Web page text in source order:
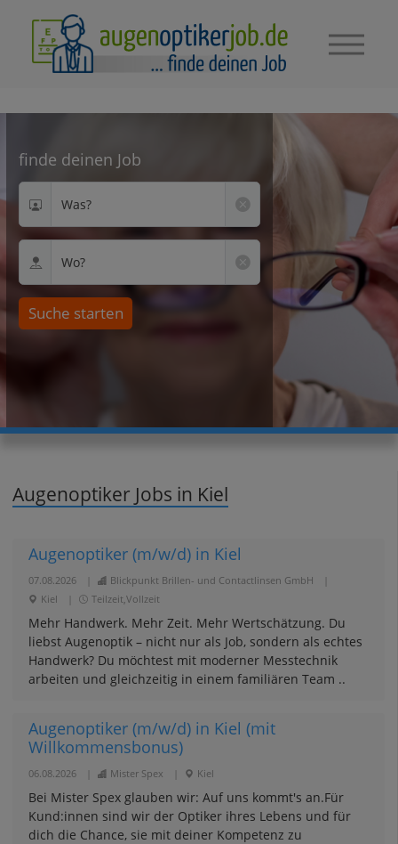
finde deinen Job
Was?
Wo?
Suche starten
Augenoptiker Jobs in Kiel
Augenoptiker (m/w/d) in Kiel
07.08.2026 Blickpunkt Brillen- und Contactlinsen GmbH
Kiel
Teilzeit,Vollzeit
Mehr Handwerk. Mehr Zeit. Mehr Wertschätzung. Du
liebst Augenoptik – nicht nur als Job, sondern als echtes
Handwerk? Du möchtest mit moderner Messtechnik
arbeiten und gleichzeitig in einem familiären Team ..
Augenoptiker (m/w/d) in Kiel (mit
Willkommensbonus)
06.08.2026 Mister Spex Kiel
Bei Mister Spex glauben wir: Auf uns kommt's an.Für
Kund:innen sind wir der Optiker ihres Lebens und für
dich die Chance, sie mit deiner Kompetenz zu